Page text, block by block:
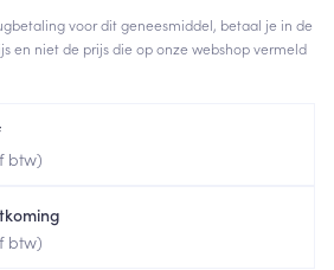
voor dit geneesmiddel, betaal je in de
en niet de prijs die op onze webshop vermeld
btw)
btw)